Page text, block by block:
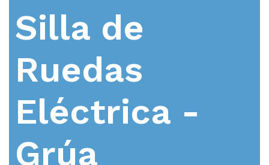
Silla de
Ruedas
Eléctrica -
Grúa